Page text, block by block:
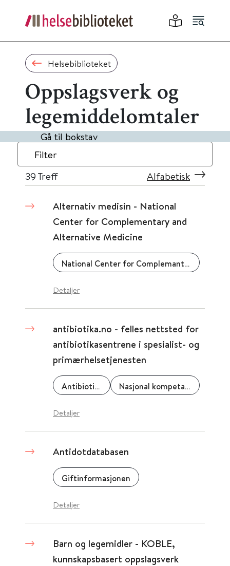
Helsebiblioteket
Oppslagsverk og
legemiddelomtaler
Gå til bokstav
Filter
39 Treff Alfabetisk
Alternativ medisin - National
Center for Complementary and
Alternative Medicine
National Center for Complemantary and Alternative Medicine
Detaljer
antibiotika.no - felles nettsted for
antibiotikasentrene i spesialist- og
primærhelsetjenesten
Antibiotikasenteret for primærmedisin (ASP) Nasjonal kompetansetjeneste for antibiotikabruk i spesialisthelsetjenesten (KAS)
Detaljer
Antidotdatabasen
Giftinformasjonen
Detaljer
Barn og legemidler - KOBLE,
kunnskapsbasert oppslagsverk